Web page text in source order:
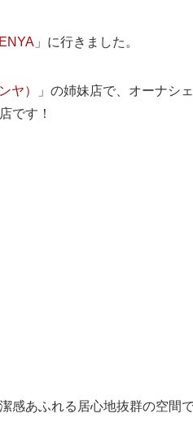
」に行きました。
ヤ）
」の姉妹店で、オーナシ
です！
感あふれる居心地抜群の空間で